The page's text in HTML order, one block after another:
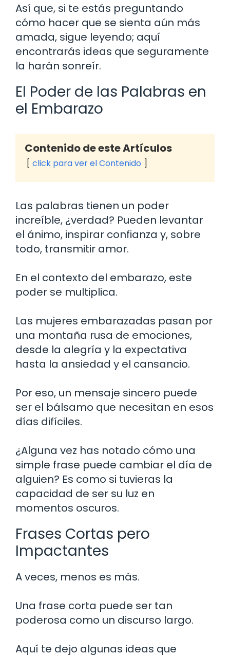
Así que, si te estás preguntando
cómo hacer que se sienta aún más
amada, sigue leyendo; aquí
encontrarás ideas que seguramente
la harán sonreír.
El Poder de las Palabras en
el Embarazo
Contenido de este Artículos
click para ver el Contenido
Las palabras tienen un poder
increíble, ¿verdad? Pueden levantar
el ánimo, inspirar confianza y, sobre
todo, transmitir amor.
En el contexto del embarazo, este
poder se multiplica.
Las mujeres embarazadas pasan por
una montaña rusa de emociones,
desde la alegría y la expectativa
hasta la ansiedad y el cansancio.
Por eso, un mensaje sincero puede
ser el bálsamo que necesitan en esos
días difíciles.
¿Alguna vez has notado cómo una
simple frase puede cambiar el día de
alguien? Es como si tuvieras la
capacidad de ser su luz en
momentos oscuros.
Frases Cortas pero
Impactantes
A veces, menos es más.
Una frase corta puede ser tan
poderosa como un discurso largo.
Aquí te dejo algunas ideas que